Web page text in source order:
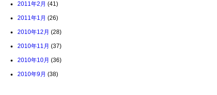
2011年2月 (41)
2011年1月 (26)
2010年12月 (28)
2010年11月 (37)
2010年10月 (36)
2010年9月 (38)